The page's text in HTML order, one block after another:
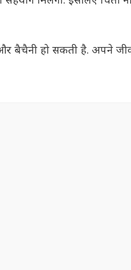
हो सकती है. अपने